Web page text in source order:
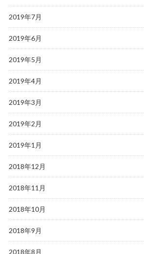
2019年7月
2019年6月
2019年5月
2019年4月
2019年3月
2019年2月
2019年1月
2018年12月
2018年11月
2018年10月
2018年9月
2018年8月